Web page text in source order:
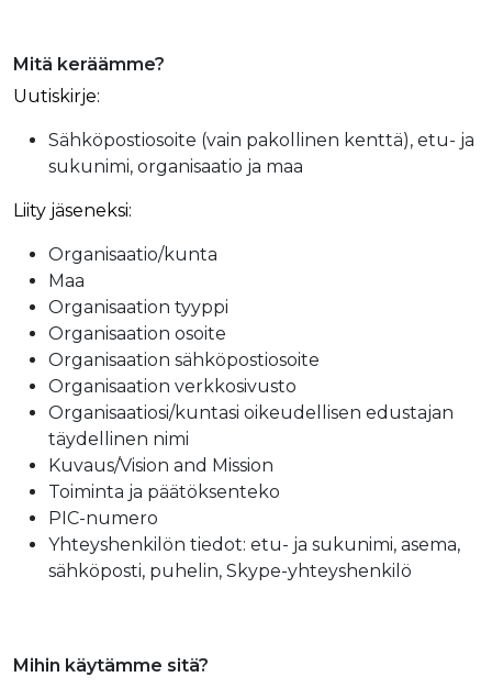
Mitä keräämme?
Uutiskirje:
Sähköpostiosoite (vain pakollinen kenttä), etu- ja
sukunimi, organisaatio ja maa
Liity jäseneksi:
Organisaatio/kunta
Maa
Organisaation tyyppi
Organisaation osoite
Organisaation sähköpostiosoite
Organisaation verkkosivusto
Organisaatiosi/kuntasi oikeudellisen edustajan
täydellinen nimi
Kuvaus/Vision and Mission
Toiminta ja päätöksenteko
PIC-numero
Yhteyshenkilön tiedot: etu- ja sukunimi, asema,
sähköposti, puhelin, Skype-yhteyshenkilö
Mihin käytämme sitä?